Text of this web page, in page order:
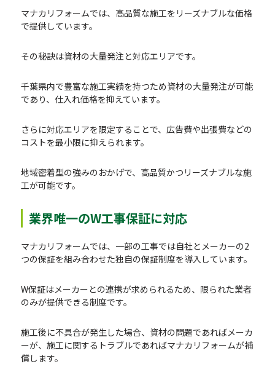
マナカリフォームでは、高品質な施工をリーズナブルな価格
で提供しています。
その秘訣は資材の大量発注と対応エリアです。
千葉県内で豊富な施工実績を持つため資材の大量発注が可能
であり、仕入れ価格を抑えています。
さらに対応エリアを限定することで、広告費や出張費などの
コストを最小限に抑えられます。
地域密着型の強みのおかげで、高品質かつリーズナブルな施
工が可能です。
業界唯一のW工事保証に対応
マナカリフォームでは、一部の工事では自社とメーカーの2
つの保証を組み合わせた独自の保証制度を導入しています。
W保証はメーカーとの連携が求められるため、限られた業者
のみが提供できる制度です。
施工後に不具合が発生した場合、資材の問題であればメーカ
ーが、施工に関するトラブルであればマナカリフォームが補
償します。